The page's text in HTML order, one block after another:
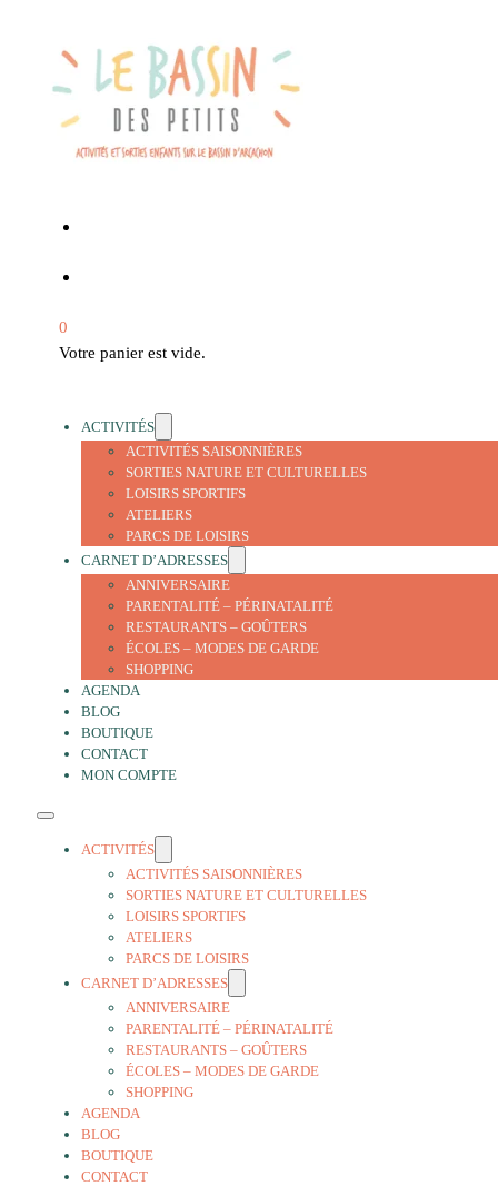
0
Votre panier est vide.
ACTIVITÉS
ACTIVITÉS SAISONNIÈRES
SORTIES NATURE ET CULTURELLES
LOISIRS SPORTIFS
ATELIERS
PARCS DE LOISIRS
CARNET D’ADRESSES
ANNIVERSAIRE
PARENTALITÉ – PÉRINATALITÉ
RESTAURANTS – GOÛTERS
ÉCOLES – MODES DE GARDE
SHOPPING
AGENDA
BLOG
BOUTIQUE
CONTACT
MON COMPTE
ACTIVITÉS
ACTIVITÉS SAISONNIÈRES
SORTIES NATURE ET CULTURELLES
LOISIRS SPORTIFS
ATELIERS
PARCS DE LOISIRS
CARNET D’ADRESSES
ANNIVERSAIRE
PARENTALITÉ – PÉRINATALITÉ
RESTAURANTS – GOÛTERS
ÉCOLES – MODES DE GARDE
SHOPPING
AGENDA
BLOG
BOUTIQUE
CONTACT